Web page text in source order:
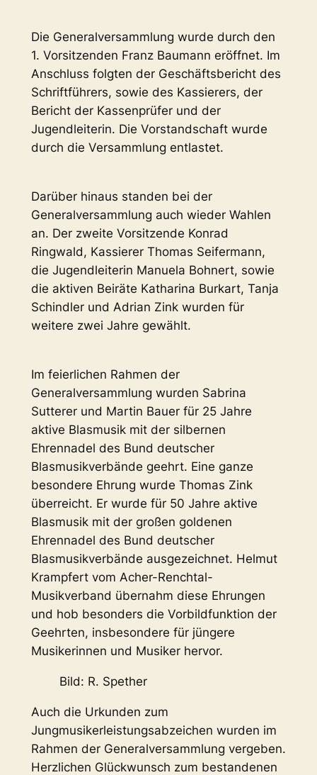
Die Generalversammlung wurde durch den
1. Vorsitzenden Franz Baumann eröffnet. Im
Anschluss folgten der Geschäftsbericht des
Schriftführers, sowie des Kassierers, der
Bericht der Kassenprüfer und der
Jugendleiterin. Die Vorstandschaft wurde
durch die Versammlung entlastet.
Darüber hinaus standen bei der
Generalversammlung auch wieder Wahlen
an. Der zweite Vorsitzende Konrad
Ringwald, Kassierer Thomas Seifermann,
die Jugendleiterin Manuela Bohnert, sowie
die aktiven Beiräte Katharina Burkart, Tanja
Schindler und Adrian Zink wurden für
weitere zwei Jahre gewählt.
Im feierlichen Rahmen der
Generalversammlung wurden Sabrina
Sutterer und Martin Bauer für 25 Jahre
aktive Blasmusik mit der silbernen
Ehrennadel des Bund deutscher
Blasmusikverbände geehrt. Eine ganze
besondere Ehrung wurde Thomas Zink
überreicht. Er wurde für 50 Jahre aktive
Blasmusik mit der großen goldenen
Ehrennadel des Bund deutscher
Blasmusikverbände ausgezeichnet. Helmut
Krampfert vom Acher-Renchtal-
Musikverband übernahm diese Ehrungen
und hob besonders die Vorbildfunktion der
Geehrten, insbesondere für jüngere
Musikerinnen und Musiker hervor.
Bild: R. Spether
Auch die Urkunden zum
Jungmusikerleistungsabzeichen wurden im
Rahmen der Generalversammlung vergeben.
Herzlichen Glückwunsch zum bestandenen